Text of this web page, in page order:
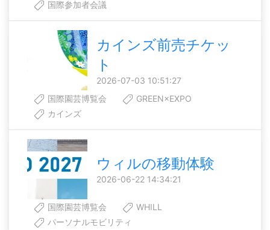
国際参加者会議
カインズ前売チケッ
ト
2026-07-03 10:51:27
国際園芸博覧会
GREEN×EXPO
カインズ
ウィルの移動体験
2026-06-22 14:34:21
国際園芸博覧会
WHILL
パーソナルモビリティ